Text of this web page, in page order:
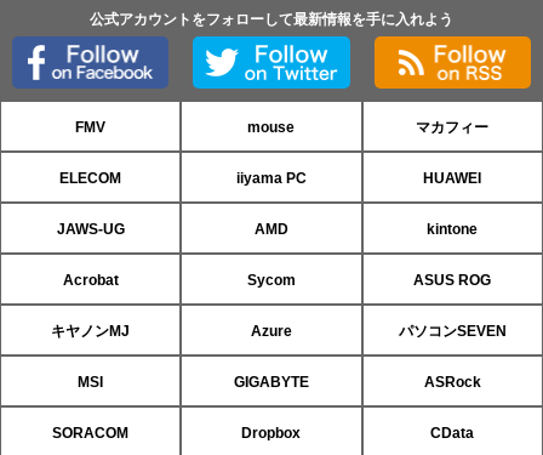
公式アカウントをフォローして最新情報を手に入れよう
FMV mouse マカフィー
ELECOM iiyama PC HUAWEI
JAWS-UG AMD kintone
Acrobat Sycom ASUS ROG
キヤノンMJ Azure パソコンSEVEN
MSI GIGABYTE ASRock
SORACOM Dropbox CData